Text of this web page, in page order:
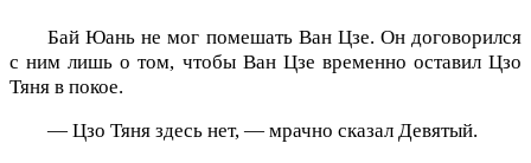
Бай Юань не мог помешать Ван Цзе. Он договорился
с ним лишь о том, чтобы Ван Цзе временно оставил Цзо
Тяня в покое.
— Цзо Тяня здесь нет, — мрачно сказал Девятый.